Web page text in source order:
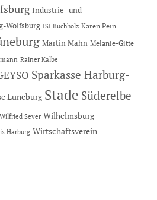
Industrie- und
Wolfsburg ISI Buchholz Karen Pein
Martin Mahn Melanie-Gitte
Rainer Kalbe
Sparkasse Harburg-
Lüneburg Stade Süderelbe
Wilfried Seyer Wilhelmsburg
Harburg Wirtschaftsverein